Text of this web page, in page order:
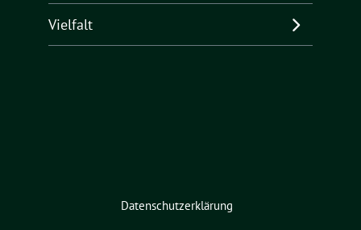
Vielfalt
Datenschutzerklärung